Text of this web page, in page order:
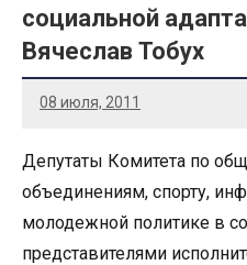
социальной
Вячеслав Тобух
08 июля, 2011
Депутаты Комитета по
объединениям, спорту,
молодежной политике в
представителями